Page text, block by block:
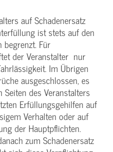
auf Schadenersatz
ist stets auf den
begrenzt. Für
der Veranstalter nur
Im Übrigen
ausgeschlossen, es
des Veranstalters
Erfüllungsgehilfen auf
Verhalten oder auf
der Hauptpflichten.
zum Schadenersatz